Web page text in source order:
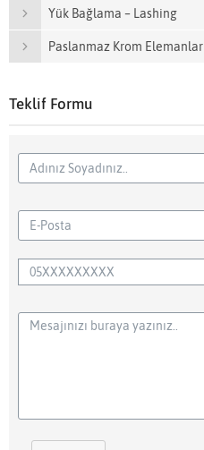
Yük Bağlama – Lashing
Paslanmaz Krom Elemanlar
Teklif Formu